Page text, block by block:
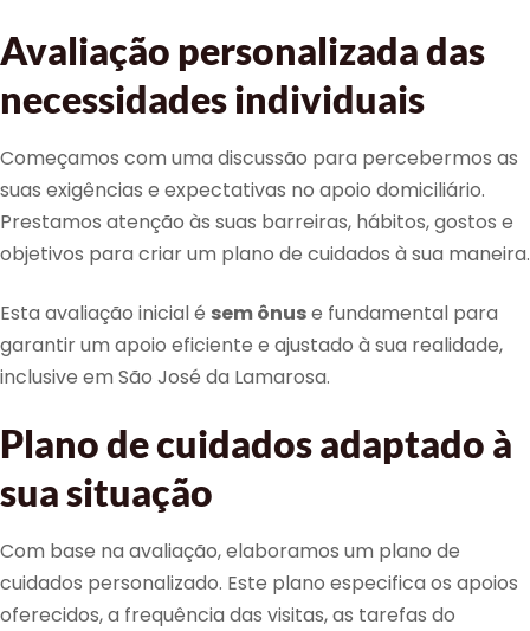
Avaliação personalizada das
necessidades individuais
Começamos com uma discussão para percebermos as
suas exigências e expectativas no apoio domiciliário.
Prestamos atenção às suas barreiras, hábitos, gostos e
objetivos para criar um plano de cuidados à sua maneira.
Esta avaliação inicial é sem ônuse fundamental para
garantir um apoio eficiente e ajustado à sua realidade,
inclusive em São José da Lamarosa.
Plano de cuidados adaptado à
sua situação
Com base na avaliação, elaboramos um plano de
cuidados personalizado. Este plano especifica os apoios
oferecidos, a frequência das visitas, as tarefas do